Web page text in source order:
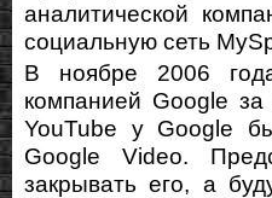
аналитической
социальную сеть
В ноябре 2006
компанией Google
YouTube у Google
Google Video.
закрывать его, а